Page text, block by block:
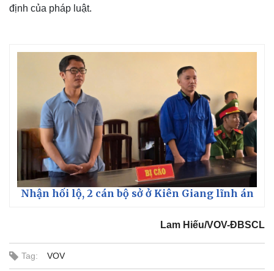
định của pháp luật.
Nhận hối lộ, 2 cán bộ sở ở Kiên Giang lĩnh án
Lam Hiếu/VOV-ĐBSCL
Tag: VOV